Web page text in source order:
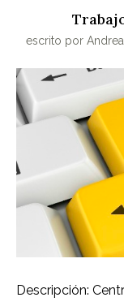
escrito por
Descripción: